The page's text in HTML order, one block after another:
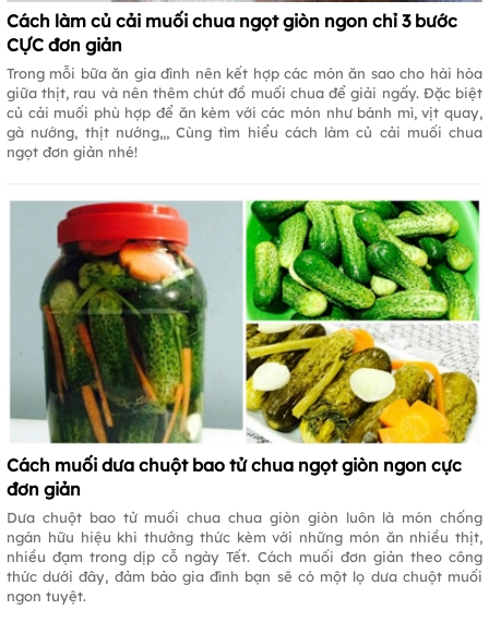
Cách làm củ cải muối chua ngọt giòn ngon chỉ 3 bước
CỰC đơn giản
Trong mỗi bữa ăn gia đình nên kết hợp các món ăn sao cho hài hòa
giữa thịt, rau và nên thêm chút đồ muối chua để giải ngấy. Đặc biệt
củ cải muối phù hợp để ăn kèm với các món như bánh mì, vịt quay,
gà nướng, thịt nướng,,, Cùng tìm hiểu cách làm củ cải muối chua
ngọt đơn giản nhé!
Cách muối dưa chuột bao tử chua ngọt giòn ngon cực
đơn giản
Dưa chuột bao tử muối chua chua giòn giòn luôn là món chống
ngán hữu hiệu khi thưởng thức kèm với những món ăn nhiều thịt,
nhiều đạm trong dịp cỗ ngày Tết. Cách muối đơn giản theo công
thức dưới đây, đảm bảo gia đình bạn sẽ có một lọ dưa chuột muối
ngon tuyệt.